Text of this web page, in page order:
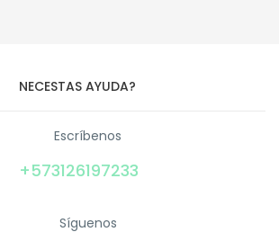
NECESTAS AYUDA?
Escríbenos
+573126197233
Síguenos